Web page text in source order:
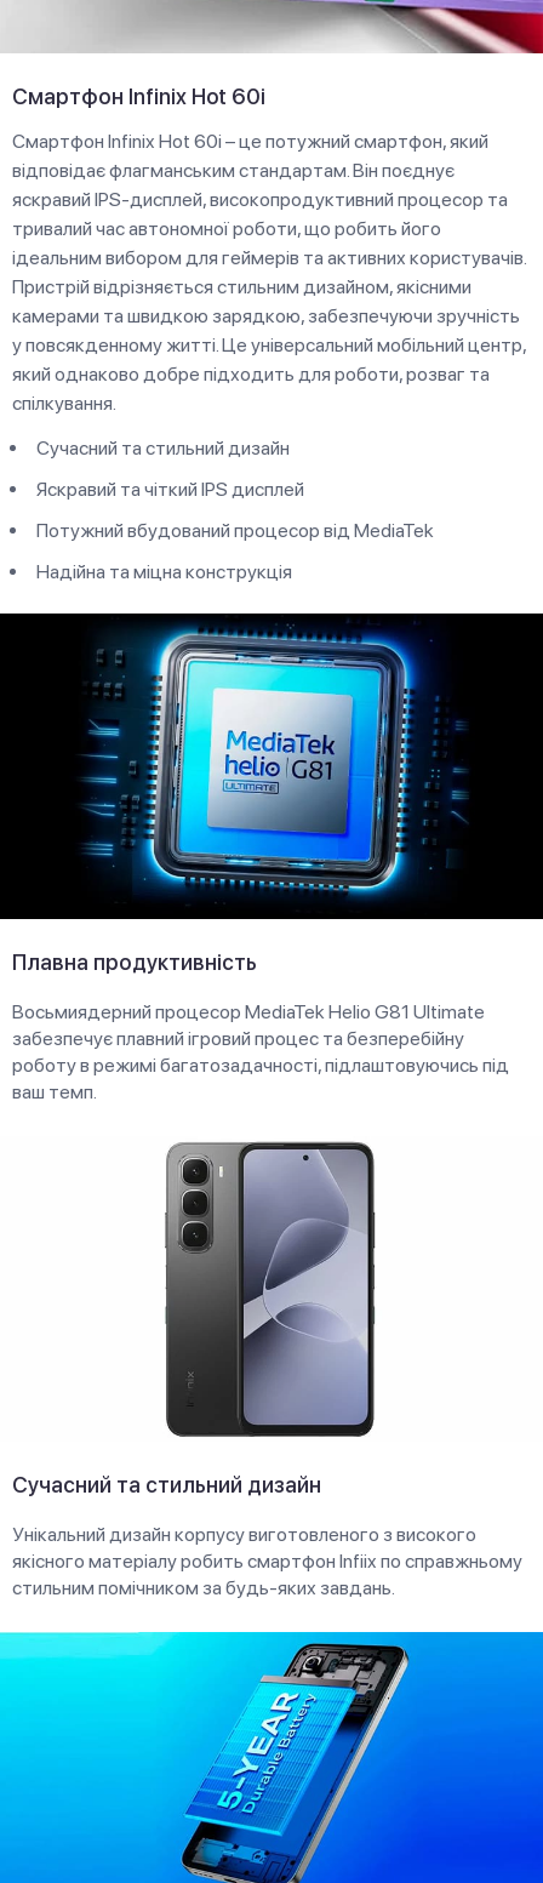
Смартфон Infinix Hot 60i
Смартфон Infinix Hot 60i – це потужний смартфон, який
відповідає флагманським стандартам. Він поєднує
яскравий IPS-дисплей, високопродуктивний процесор та
тривалий час автономної роботи, що робить його
ідеальним вибором для геймерів та активних користувачів.
Пристрій відрізняється стильним дизайном, якісними
камерами та швидкою зарядкою, забезпечуючи зручність
у повсякденному житті. Це універсальний мобільний центр,
який однаково добре підходить для роботи, розваг та
спілкування.
Сучасний та стильний дизайн
Яскравий та чіткий IPS дисплей
Потужний вбудований процесор від MediaTek
Надійна та міцна конструкція
Плавна продуктивність
Восьмиядерний процесор MediaTek Helio G81 Ultimate
забезпечує плавний ігровий процес та безперебійну
роботу в режимі багатозадачності, підлаштовуючись під
ваш темп.
Сучасний та стильний дизайн
Унікальний дизайн корпусу виготовленого з високого
якісного матеріалу робить смартфон Infiix по справжньому
стильним помічником за будь-яких завдань.